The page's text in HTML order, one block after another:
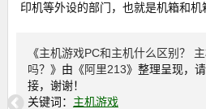
印机等外设的部门，也就是机箱和机
《主机游戏PC和主机什么区别？
吗？ 》由《阿里213》整理呈现，
接，谢谢！
关键词： 主机游戏